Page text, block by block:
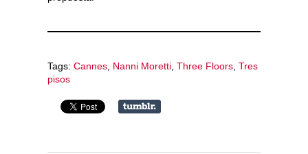
Tags: Cannes Nanni Moretti Three Floors Tres
pisos